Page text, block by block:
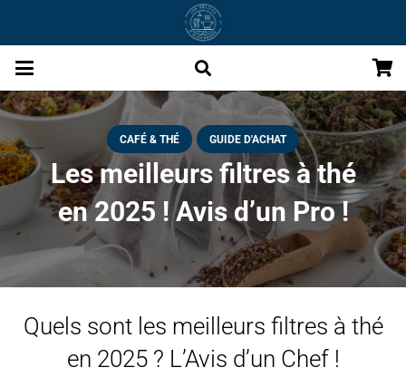
CAFÉ & THÉ GUIDE D'ACHAT
Les meilleurs filtres à thé
en 2025 ! Avis d’un Pro !
Quels sont les meilleurs filtres à thé
en 2025 ? L’Avis d’un Chef !